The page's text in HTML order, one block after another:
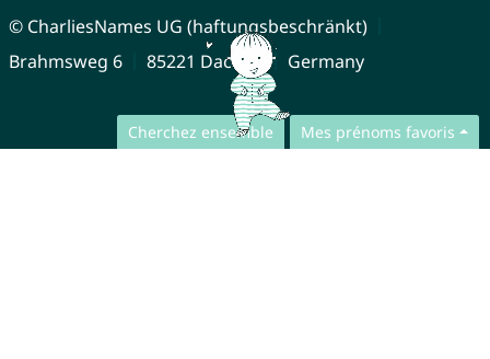
Cherchez ensemble Mes prénoms favoris
© CharliesNames UG (haftungsbeschränkt)
Brahmsweg 6
85221 Dachau Germany